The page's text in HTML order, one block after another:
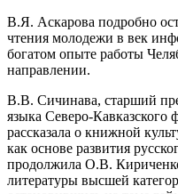
В.Я. Аскарова подробно
чтения молодежи в век
богатом опыте работы
направлении.
В.В. Сичинава, старший
языка Северо-Кавказского
рассказала о книжной
как основе развития
продолжила О.В.
литературы высшей